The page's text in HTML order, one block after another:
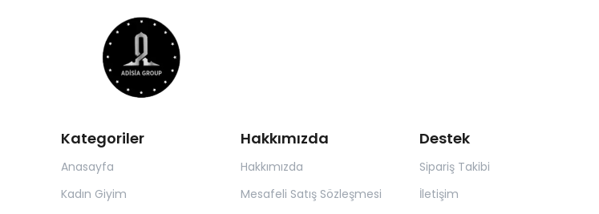
Kategoriler
Anasayfa
Kadın Giyim
Hakkımızda
Hakkımızda
Mesafeli Satış Sözleşmesi
Destek
Sipariş Takibi
İletişim